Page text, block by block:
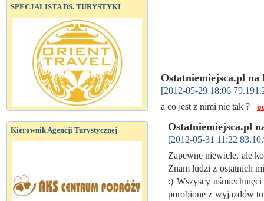
SPECJALISTA DS. TURYSTYKI
Kierownik Agencji Turystycznej
Ostatniemiejsca.pl na
[2012-05-29 18:06
a co jest z nimi nie tak ?
Ostatniemiejsca.pl
[2012-05-31 11:22
Zapewne niewiele, ale
Znam ludzi z ostatnich
:) Wszyscy
porobione z wyjazdów